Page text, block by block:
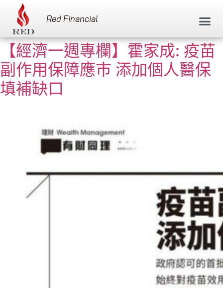
Red Financial
【經濟一週專欄】霍家成: 疫苗
副作用保障應巿 添加個人醫保
填補缺口